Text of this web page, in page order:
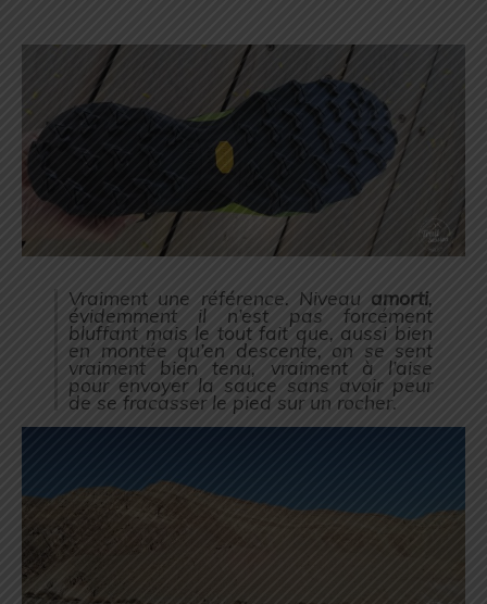
Vraiment une référence. Niveau amorti,
évidemment il n’est pas forcément
bluffant mais le tout fait que, aussi bien
en montée qu’en descente, on se sent
vraiment bien tenu, vraiment à l’aise
pour envoyer la sauce sans avoir peur
de se fracasser le pied sur un rocher.